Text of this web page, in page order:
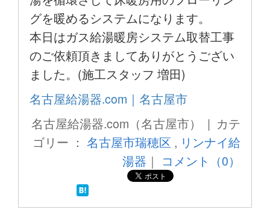
グを暖めるシステムになります。
本日はガス給湯暖房システム取替工事
のご依頼頂きましてありがとうござい
ました。(施工スタッフ 増田)
名古屋給湯器.com｜名古屋市
名古屋給湯器.com（名古屋市） | カテ
ゴリー ： 名古屋市瑞穂区 , リンナイ給
湯器 ｜ コメント（0）